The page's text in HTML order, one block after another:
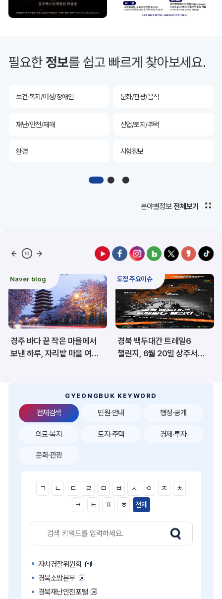
필요한정보를 쉽고 빠르게 찾아보세요.
투자유치 공공데이터&통계
산림 해양/수산
보건·복지/여성/장애인 문화/관광/음식
재난/안전/재해 산업/토지/주택
환경 시험정보
디지털아카이브
공공데이터&통계
산림 해양/수산
보건·복지/여성/장애인 문화/관광/음식
재난/안전/재해 산업/토지/주택
환경 시험정보
공공데이터&통계
분야별정보 전체보기
Naver blog
경주 바다 끝 작은 마을에서
보낸 하루, 자리밭 마을 여름
도정 주요이슈
경북 백두대간 트레일6
챌린지, 6월 20일 상주서
GYEONGBUK KEYWORD
전체검색
ㄱ ㄴ ㄷ ㄹ ㅁ ㅂ ㅅ ㅇ ㅈ
ㅊ
ㅋ
ㅌ ㅍ ㅎ 전체
자치경찰위원회
경북소방본부
경북재난안전포털
민원·안내 행정·공개
의료·복지 토지·주택 경제·투자
문화·관광